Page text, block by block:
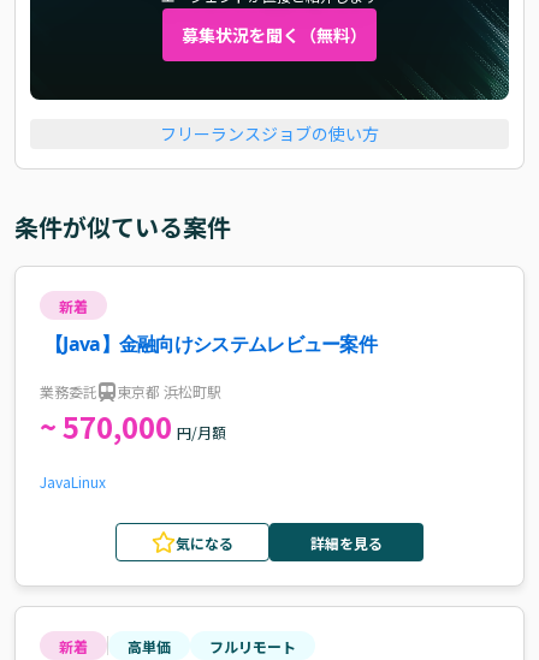
募集状況を聞く（無料）
フリーランスジョブの使い方
条件が似ている案件
新着
【Java】金融向けシステムレビュー案件
業務委託 東京都 浜松町駅
~ 570,000 円/月額
JavaLinux
気になる 詳細を見る
新着 高単価 フルリモート